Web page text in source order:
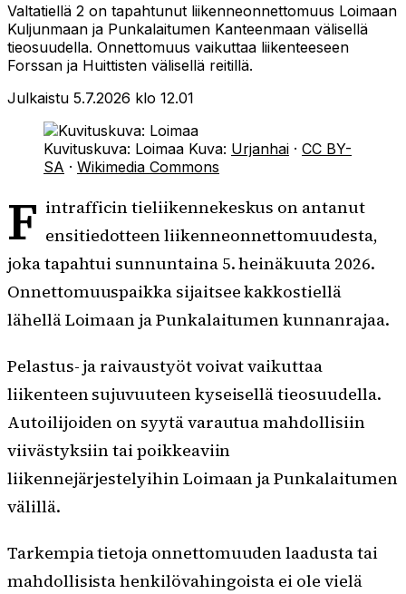
Valtatiellä 2 on tapahtunut liikenneonnettomuus Loimaan
Kuljunmaan ja Punkalaitumen Kanteenmaan välisellä
tieosuudella. Onnettomuus vaikuttaa liikenteeseen
Forssan ja Huittisten välisellä reitillä.
Julkaistu 5.7.2026 klo 12.01
Kuvituskuva: Loimaa Kuva: Urjanhai · CC BY-
SA · Wikimedia Commons
F intrafficin tieliikennekeskus on antanut
ensitiedotteen liikenneonnettomuudesta,
joka tapahtui sunnuntaina 5. heinäkuuta 2026.
Onnettomuuspaikka sijaitsee kakkostiellä
lähellä Loimaan ja Punkalaitumen kunnanrajaa.
Pelastus- ja raivaustyöt voivat vaikuttaa
liikenteen sujuvuuteen kyseisellä tieosuudella.
Autoilijoiden on syytä varautua mahdollisiin
viivästyksiin tai poikkeaviin
liikennejärjestelyihin Loimaan ja Punkalaitumen
välillä.
Tarkempia tietoja onnettomuuden laadusta tai
mahdollisista henkilövahingoista ei ole vielä